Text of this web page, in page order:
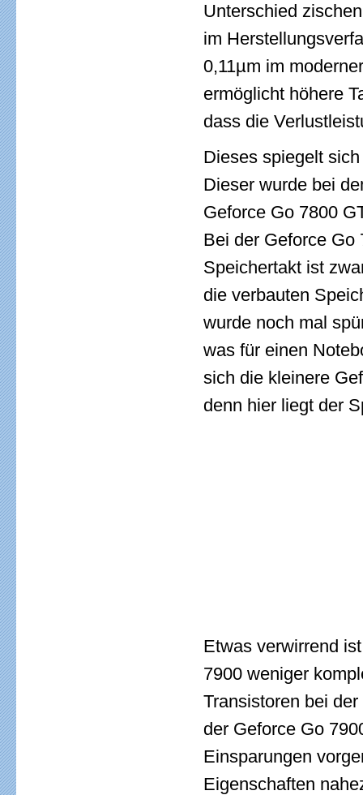
Unterschied
im
0,11µm im
ermöglicht höhere
dass die
Dieses spiegelt
Dieser wurde bei
Geforce Go 7800
Bei der Geforce Go
Speichertakt ist
die verbauten
wurde noch mal
was für einen
sich die kleinere
denn hier liegt der
Etwas verwirrend
7900 weniger
Transistoren bei
der Geforce Go
Einsparungen
Eigenschaften